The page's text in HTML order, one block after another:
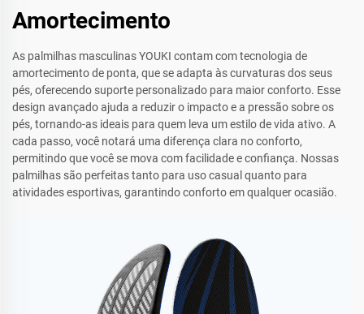
Amortecimento
As palmilhas masculinas YOUKI contam com tecnologia de
amortecimento de ponta, que se adapta às curvaturas dos seus
pés, oferecendo suporte personalizado para maior conforto. Esse
design avançado ajuda a reduzir o impacto e a pressão sobre os
pés, tornando-as ideais para quem leva um estilo de vida ativo. A
cada passo, você notará uma diferença clara no conforto,
permitindo que você se mova com facilidade e confiança. Nossas
palmilhas são perfeitas tanto para uso casual quanto para
atividades esportivas, garantindo conforto em qualquer ocasião.